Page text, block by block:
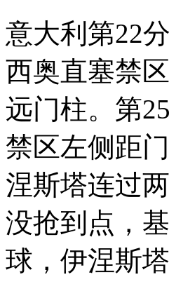
意大利第22
西奥直塞禁
远门柱。第
禁区左侧距
涅斯塔连过
没抢到点，
球，伊涅斯